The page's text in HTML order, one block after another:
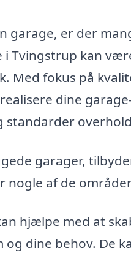
garage, er der
Tvingstrup kan
fokus på
dine
standarder
garager,
af de
hjælpe med at
dine behov. De